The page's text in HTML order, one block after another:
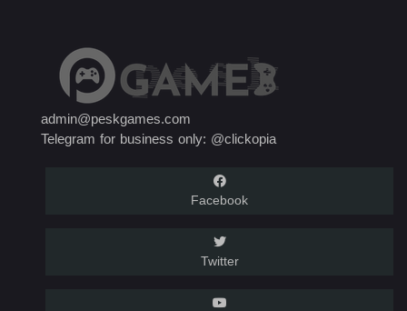
admin@peskgames.com
Telegram for business only: @clickopia
Facebook
Twitter